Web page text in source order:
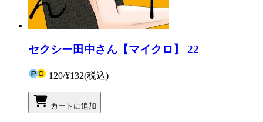
セクシー田中さん【マイクロ】 22
120/¥132(税込)
カートに追加